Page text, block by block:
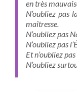
en très
N’oubliez pas
maîtresse.
N’oubliez pas
N’oubliez pas
Et n’oubliez
N’oubliez